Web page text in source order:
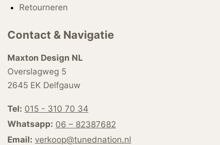
Retourneren
Contact & Navigatie
Maxton Design NL
Overslagweg 5
2645 EK Delfgauw
Tel: 015 - 310 70 34
Whatsapp: 06 – 82387682
Email: verkoop@tunednation.nl